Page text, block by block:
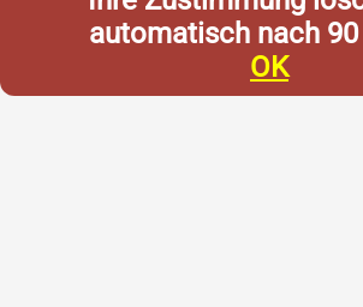
automatisch nach 90
OK